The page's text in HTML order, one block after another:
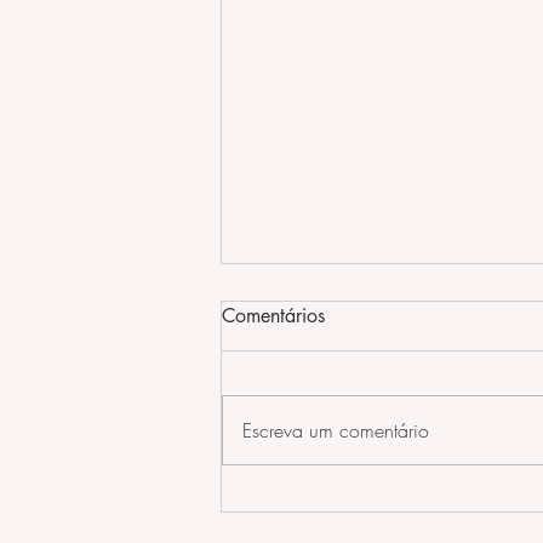
Formas de Manipular as
Comentários
Escreva um comentário